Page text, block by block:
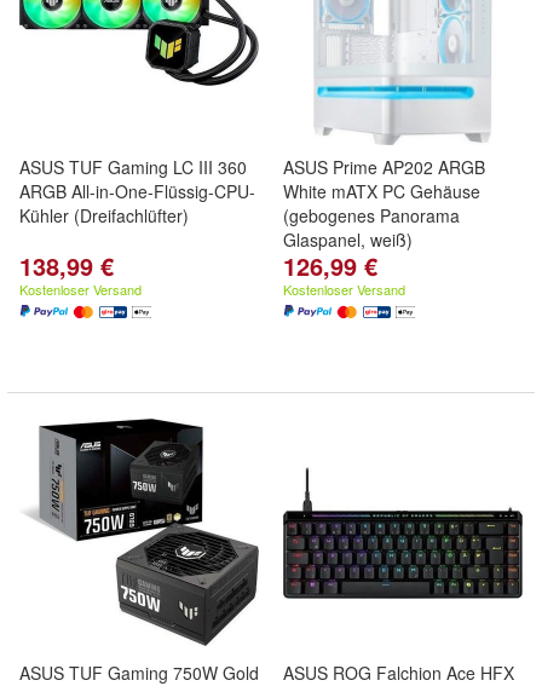
ASUS TUF Gaming LC III 360
ARGB All-in-One-Flüssig-CPU-
Kühler (Dreifachlüfter)
138,99 €
Kostenloser Versand
ASUS Prime AP202 ARGB
White mATX PC Gehäuse
(gebogenes Panorama
Glaspanel, weiß)
126,99 €
Kostenloser Versand
ASUS TUF Gaming 750W Gold
ASUS ROG Falchion Ace HFX